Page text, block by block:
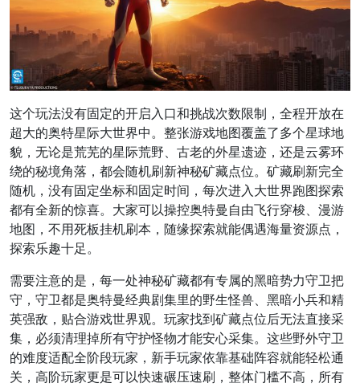
这个玩法没有固定的开启入口和挑战次数限制，全程开放在
超大的奥特星际大世界中。整张游戏地图覆盖了多个星球地
貌，无论是荒芜的星际荒野、古老的外星遗迹，还是云雾环
绕的秘境角落，都会随机刷新神秘矿藏点位。矿藏刷新完全
随机，没有固定坐标和固定时间，每次进入大世界跑图探索
都有全新的惊喜。大家可以操控奥特曼自由飞行穿梭、漫游
地图，不用死板挂机刷本，随缘探索就能偶遇海量资源点，
探索乐趣十足。
需要注意的是，每一处神秘矿藏都有专属的黑暗势力守卫把
守，守卫都是奥特曼经典剧集里的野生怪兽、黑暗小兵和精
英强敌，贴合游戏世界观。玩家找到矿藏点位后无法直接采
集，必须清理掉所有守护怪物才能安心采集。这些野外守卫
的难度适配全阶段玩家，新手玩家依靠基础阵容就能轻松通
关，高阶玩家更是可以快速碾压速刷，整体门槛不高，所有